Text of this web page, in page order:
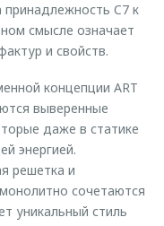
принадлежность C7 к
смысле означает
и свойств.
концепции ART
выверенные
даже в статике
энергией.
решетка и
сочетаются
уникальный стиль